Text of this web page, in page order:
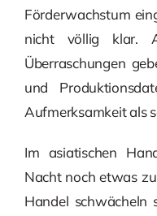
Förderwachstum
nicht völlig klar.
Überraschungen
und
Aufmerksamkeit als
Im asiatischen
Nacht noch etwas
Handel schwächeln